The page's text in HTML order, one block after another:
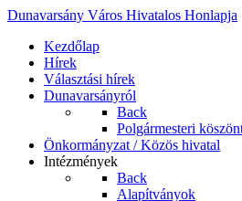
Dunavarsány Város Hivatalos Honlapja
Kezdőlap
Hírek
Választási hírek
Dunavarsányról
Back
Polgármesteri
Önkormányzat / Közös hivatal
Intézmények
Back
Alapítványok